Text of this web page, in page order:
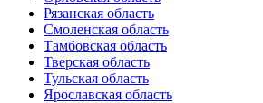
Рязанская область
Смоленская область
Тамбовская область
Тверская область
Тульская область
Ярославская область